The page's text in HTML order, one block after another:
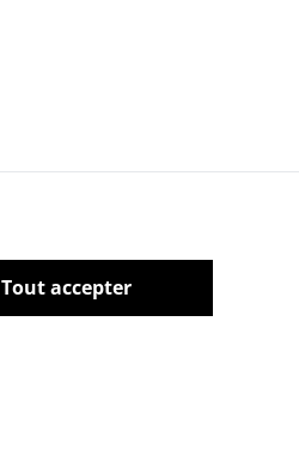
Tout accepter